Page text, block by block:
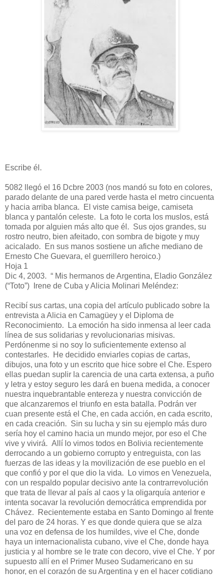
Escribe él.
5082
llegó el 16 Dcbre 2003 (nos mandó su foto en colores,
parado delante de una pared verde hasta el metro cincuenta
y hacia arriba blanca. El viste camisa beige, camiseta
blanca y pantalón celeste. La foto le corta los muslos, está
tomada por alguien más alto que él. Sus ojos grandes, su
rostro neutro, bien afeitado, con sombra de bigote y muy
acicalado. En sus manos sostiene un afiche mediano de
Ernesto Che Guevara, el guerrillero heroico.)
Hoja 1
Dic 4, 2003. “ Mis hermanos de Argentina, Eladio González
(“Toto”) Irene de Cuba y Alicia Molinari Meléndez:
Recibí sus cartas, una copia del artículo publicado sobre la
entrevista a Alicia en Camagüey y el Diploma de
Reconocimiento. La emoción ha sido inmensa al leer cada
línea de sus solidarias y revolucionarias misivas.
Perdónenme si no soy lo suficientemente extenso al
contestarles. He decidido enviarles copias de cartas,
dibujos, una foto y un escrito que hice sobre el Che. Espero
ellas puedan suplir la carencia de una carta extensa, a puño
y letra y estoy seguro les dará en buena medida, a conocer
nuestra inquebrantable entereza y nuestra convicción de
que alcanzaremos el triunfo en esta batalla. Podrán ver
cuan presente está el Che, en cada acción, en cada escrito,
en cada creación. Sin su lucha y sin su ejemplo más duro
sería hoy el camino hacia un mundo mejor, por eso el Che
vive y vivirá. Allí lo vimos todos en Bolivia recientemente
derrocando a un gobierno corrupto y entreguista, con las
fuerzas de las ideas y la movilización de ese pueblo en el
que confió y por el que dio la vida. Lo vimos en Venezuela,
con un respaldo popular decisivo ante la contrarrevolución
que trata de llevar al país al caos y la oligarquía anterior e
intenta socavar la revolución democrática emprendida por
Chávez. Recientemente estaba en Santo Domingo al frente
del paro de 24 horas. Y es que donde quiera que se alza
una voz en defensa de los humildes, vive el Che, donde
haya un internacionalista cubano, vive el Che, donde haya
justicia y al hombre se le trate con decoro, vive el Che. Y por
supuesto allí en el Primer Museo Sudamericano en su
honor, en el corazón de su Argentina y en el hacer cotidiano